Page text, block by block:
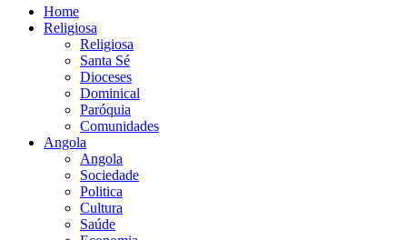
Home
Religiosa
Religiosa
Santa Sé
Dioceses
Dominical
Paróquia
Comunidades
Angola
Angola
Sociedade
Politica
Cultura
Saúde